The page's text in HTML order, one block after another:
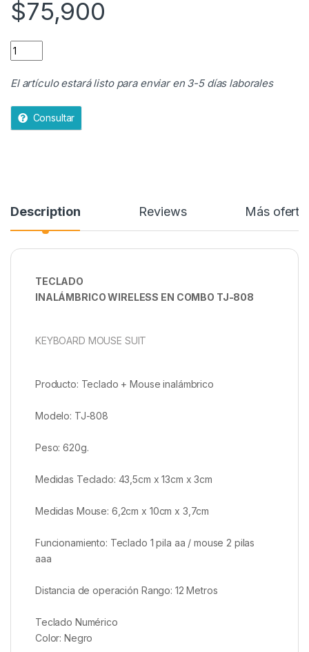
$75,900
Teclado inalámbrico wireless en combo TJ-808 quantity
El artículo estará listo para enviar en 3-5 días laborales
Consultar
Description Reviews Más
TECLADO
INALÁMBRICO WIRELESS EN COMBO TJ-808
KEYBOARD MOUSE SUIT
Producto: Teclado + Mouse inalámbrico
Modelo: TJ-808
Peso: 620g.
Medidas Teclado: 43,5cm x 13cm x 3cm
Medidas Mouse: 6,2cm x 10cm x 3,7cm
Funcionamiento: Teclado 1 pila aa / mouse 2 pilas
aaa
Distancia de operación Rango: 12 Metros
Teclado Numérico
Color: Negro